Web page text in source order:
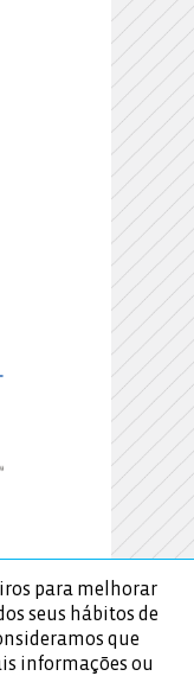
para melhorar
seus hábitos de
que
informações ou